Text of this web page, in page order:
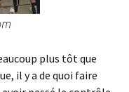
plus tôt que
il y a de quoi faire